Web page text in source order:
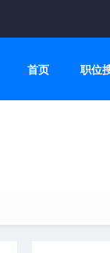
首页 职位